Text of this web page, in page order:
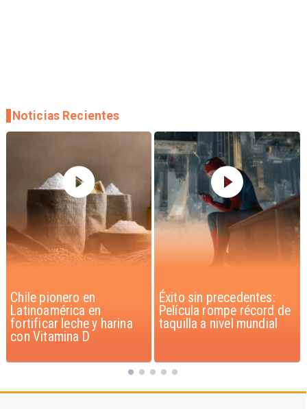
Éxito sin precedentes:
Película rompe récord de
taquilla a nivel mundial
Corte Suprema confirma
pago de $1.000 millones
por caso ProCultura
Noticias Recientes